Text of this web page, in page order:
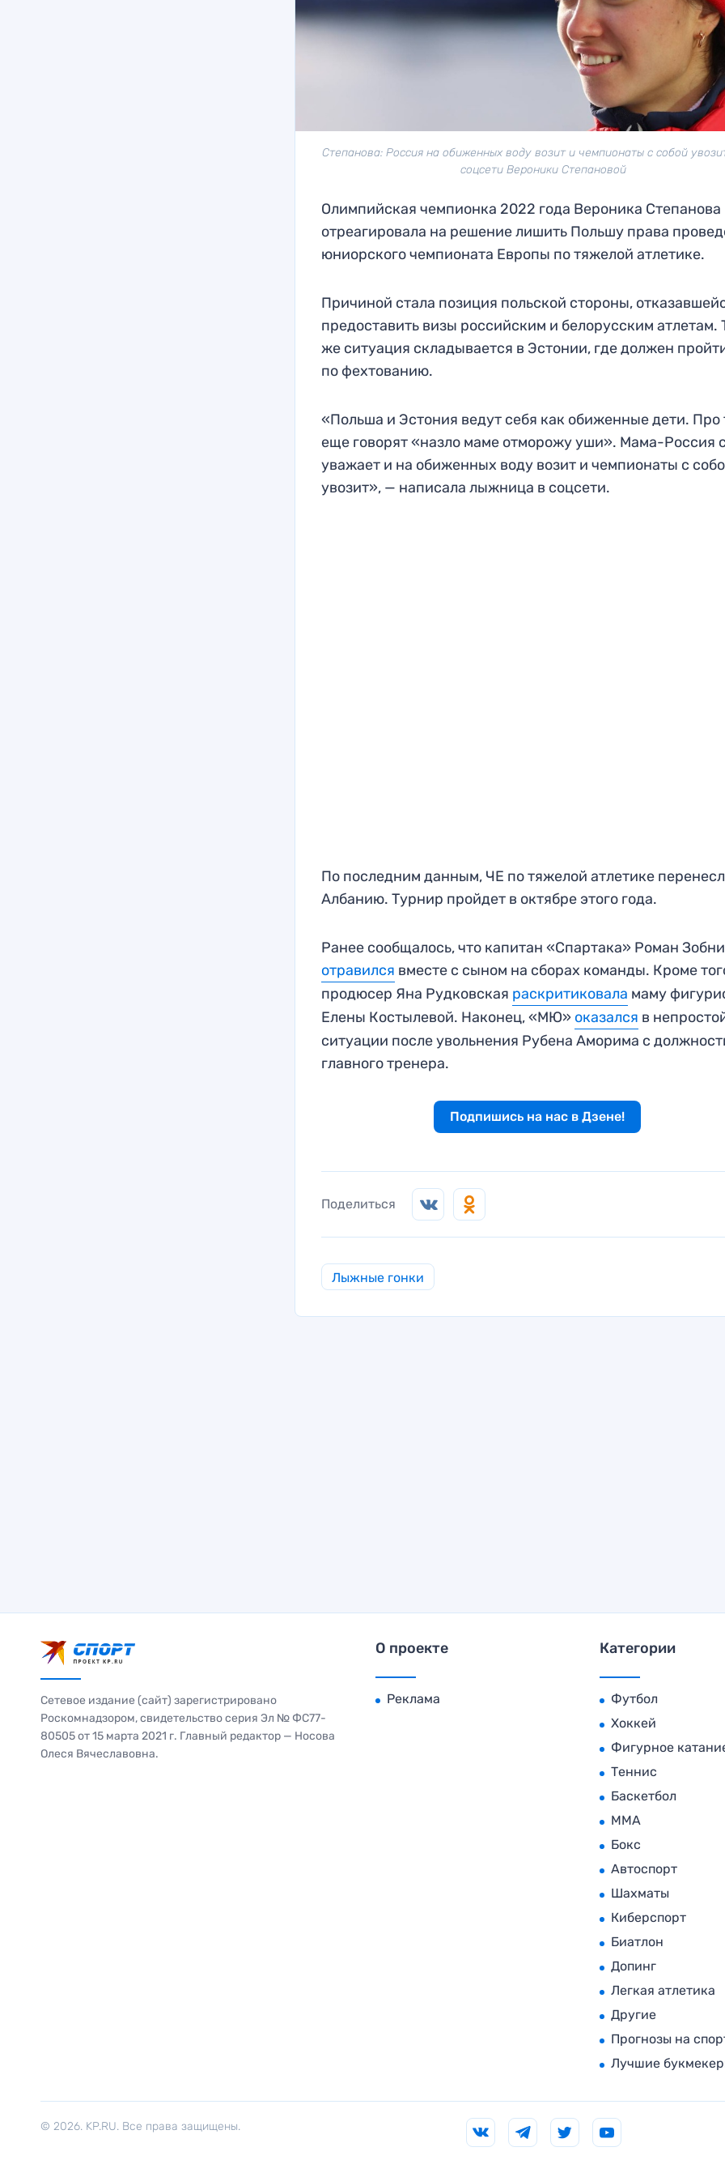
Степанова: Россия на обиженных воду возит и чемпионаты с собой
соцсети Вероники Степановой
Олимпийская чемпионка 2022 года Вероника Степанова
отреагировала на решение лишить Польшу права
юниорского чемпионата Европы по тяжелой атлетике.
Причиной стала позиция польской стороны,
предоставить визы российским и белорусским атлетам.
же ситуация складывается в Эстонии, где должен
по фехтованию.
«Польша и Эстония ведут себя как обиженные дети. Про
еще говорят «назло маме отморожу уши». Мама-Россия
уважает и на обиженных воду возит и чемпионаты с
увозит», — написала лыжница в соцсети.
По последним данным, ЧЕ по тяжелой атлетике
Албанию. Турнир пройдет в октябре этого года.
Ранее сообщалось, что капитан «Спартака» Роман
отравился вместе с сыном на сборах команды. Кроме
продюсер Яна Рудковская раскритиковала маму
Елены Костылевой. Наконец, «МЮ» оказался в
ситуации после увольнения Рубена Аморима с
главного тренера.
Подпишись на нас в Дзене!
Поделиться
Лыжные гонки
Сетевое издание (сайт) зарегистрировано
Роскомнадзором, свидетельство серия Эл № ФС77-
80505 от 15 марта 2021 г. Главный редактор — Носова
Олеся Вячеславовна.
О проекте
Реклама
Категории
Футбол
Хоккей
Фигурное
Теннис
Баскетбол
MMA
Бокс
Автоспорт
Шахматы
Киберспорт
Биатлон
Допинг
Легкая атлетика
Другие
Прогнозы на
Лучшие
© 2026. KP.RU. Все права защищены.